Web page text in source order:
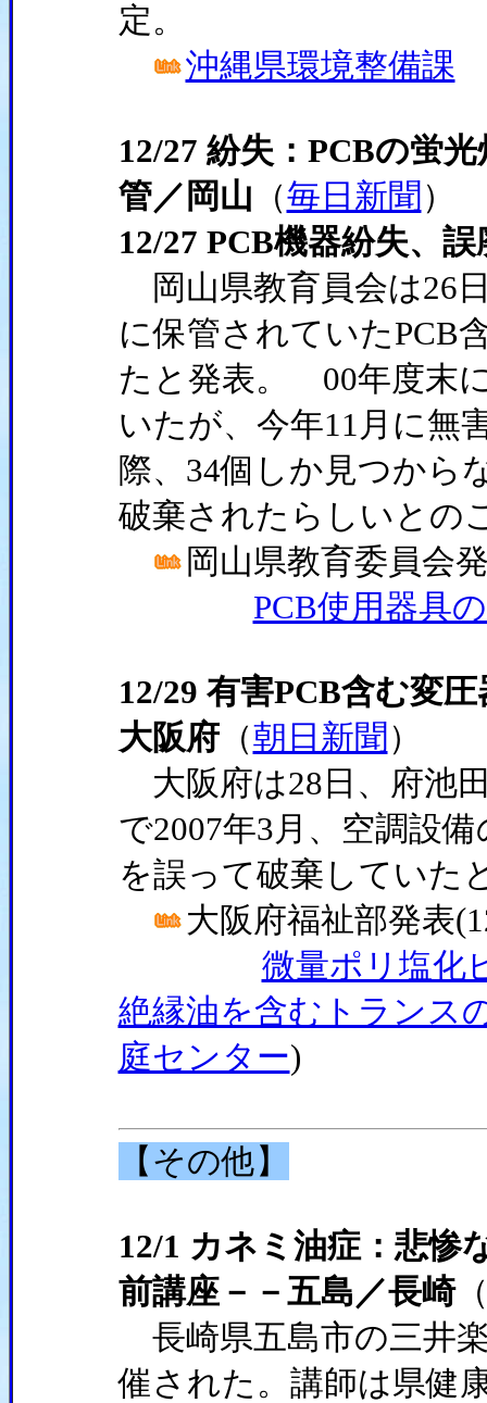
定。
沖縄県環境整備課
12/27 紛失：PCBの蛍
管／岡山 （毎日新聞 ）
12/27 PCB機器紛失、
岡山県教育員会は26
に保管されていたPCB
たと発表。 00年度末
いたが、今年11月に無
際、34個しか見つから
破棄されたらしいとの
岡山県教育委員会
PCB使用器具
12/29 有害PCB含む変
大阪府（朝日新聞 ）
大阪府は28日、府池
で2007年3月、空調設
を誤って破棄していた
大阪府福祉部発表
微量ポリ塩化
絶縁油を含むトランス
庭センター)
【その他】
12/1 カネミ油症：悲
前講座－－五島／長崎
長崎県五島市の三井
催された。講師は県健